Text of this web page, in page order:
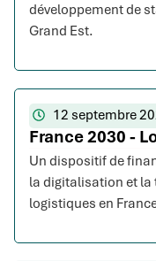
développement de
Grand Est.
12 septembre
France 2030 -
Un dispositif de
la digitalisation et la
logistiques en